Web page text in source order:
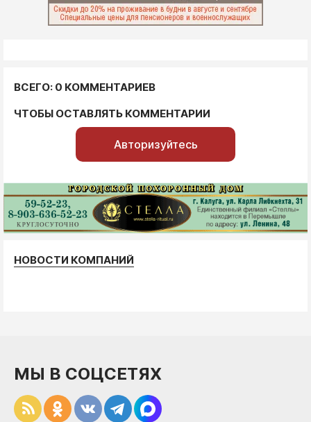
ВСЕГО: 0 КОММЕНТАРИЕВ
ЧТОБЫ ОСТАВЛЯТЬ КОММЕНТАРИИ
Авторизуйтесь
НОВОСТИ КОМПАНИЙ
МЫ В СОЦСЕТЯХ